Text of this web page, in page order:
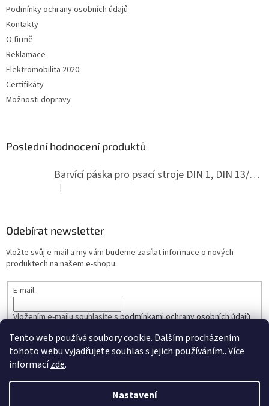
Tento web používá soubory cookie. Dalším procházením
tohoto webu vyjadřujete souhlas s jejich používáním.. Více
informacízde.
Nastavení
Podmínky ochrany osobních údajů
Kontakty
O firmě
Reklamace
Elektromobilita 2020
Certifikáty
Možnosti dopravy
Poslední hodnocení produktů
Barvící páska pro psací stroje DIN 1, DIN 13/10, LAND, PA červenočerná
Hodnocení produktu je 5 z 5 hvězdiček.
|
Odebírat newsletter
Vložte svůj e-mail a my vám budeme zasílat informace o nových
produktech na našem e-shopu.
E-mail
Vložením e-mailu souhlasíte spodmínkami ochrany osobních údajů
PŘIHLÁSIT SE
Vytvořil Shoptet